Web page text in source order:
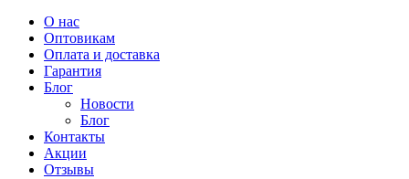
О нас
Оптовикам
Оплата и доставка
Гарантия
Блог
Новости
Блог
Контакты
Акции
Отзывы